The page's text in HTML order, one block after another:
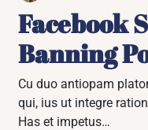
Facebook
Banning
Cu duo antiopam
qui, ius ut integre
Has et impetus…